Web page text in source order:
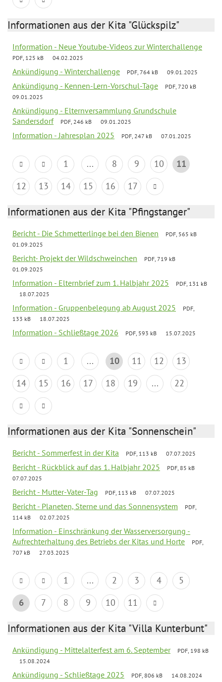
Informationen aus der Kita "Glückspilz"
Information - Neue Youtube-Videos zur Winterchallenge
PDF, 125 kB 04.02.2025
Ankündigung - Winterchallenge PDF, 764 kB 09.01.2025
Ankündigung - Kennen-Lern-Vorschul-Tage
PDF, 720 kB
09.01.2025
Ankündigung - Elternversammlung Grundschule
Sandersdorf
PDF, 246 kB 09.01.2025
Information - Jahresplan 2025 PDF, 247 kB 07.01.2025
1 ... 8 9 10
11
12
13 14 15 16 17
Informationen aus der Kita "Pfingstanger"
Bericht - Die Schmetterlinge bei den Bienen
PDF, 565 kB
01.09.2025
Bericht- Projekt der Wildschweinchen
PDF, 719 kB
01.09.2025
Information - Elternbrief zum 1. Halbjahr 2025
PDF, 131 kB
18.07.2025
Information - Gruppenbelegung ab August 2025
PDF,
133 kB
18.07.2025
Information - Schließtage 2026 PDF, 593 kB 15.07.2025
1 ... 10 11 12
13
14
15 16 17 18 19 ... 22
Informationen aus der Kita "Sonnenschein"
Bericht - Sommerfest in der Kita PDF, 113 kB 07.07.2025
Bericht - Rückblick auf das 1. Halbjahr 2025
PDF, 85 kB
07.07.2025
Bericht - Mutter-Vater-Tag PDF, 113 kB 07.07.2025
Bericht - Planeten, Sterne und das Sonnensystem
PDF,
114 kB
02.07.2025
Information - Einschränkung der Wasserversorgung -
Aufrechterhaltung des Betriebs der Kitas und Horte
PDF,
707 kB
27.03.2025
1 ... 2 3 4
5
6
7 8 9 10 11
Informationen aus der Kita "Villa Kunterbunt"
Ankündigung - Mittelalterfest am 6. September
PDF, 198 kB
15.08.2024
Ankündigung - Schließtage 2025 PDF, 806 kB 14.08.2024